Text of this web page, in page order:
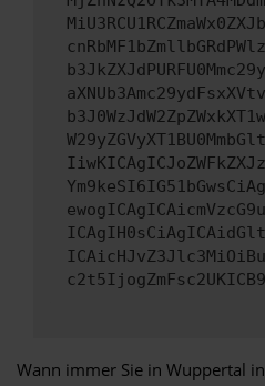
Wann immer Sie in Wuppertal